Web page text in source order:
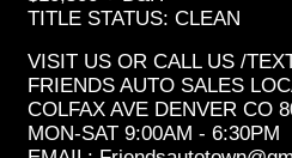
TITLE STATUS: CLEAN
VISIT US OR CALL US /
FRIENDS AUTO SALES
COLFAX AVE DENVER CO
MON-SAT 9:00AM - 6:30PM